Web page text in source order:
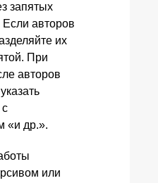
запятых
авторов
их
При
авторов
«и др.».
или